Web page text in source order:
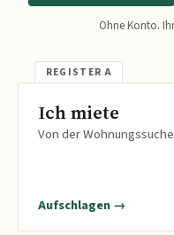
Ohne Konto.
Ich miete
Von der
Aufschlagen →